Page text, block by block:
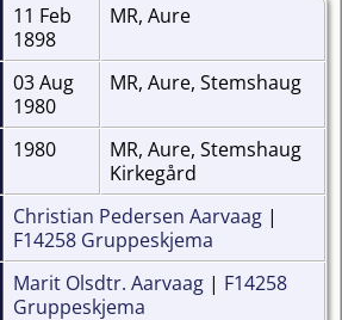
11 Feb
1898
MR, Aure
03 Aug
1980
MR, Aure, Stemshaug
1980
MR, Aure, Stemshaug
Kirkegård
Christian Pedersen Aarvaag |
F14258 Gruppeskjema
Marit Olsdtr. Aarvaag | F14258
Gruppeskjema